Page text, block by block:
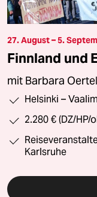
27. August – 5.
Finnland und
mit Barbara
Helsinki –
2.280 € (DZ/HP/
Karlsruhe